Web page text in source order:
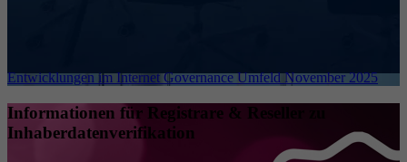
Entwicklungen im Internet Governance Umfeld November 2025
Informationen für Registrare & Reseller zu
Inhaberdatenverifikation